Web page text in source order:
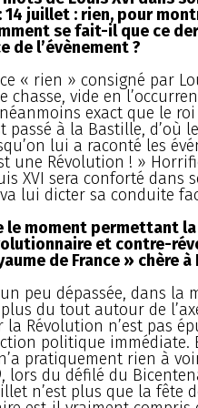
juillet : rien, pour
se fait-il que ce
de l’évènement ?
« rien » consigné par
vide en
exact que le
passé à la Bastille, d’où
lui a raconté les
une Révolution ! »
XVI sera conforté dans
lui dicter sa conduite
le moment permettant
et contre-
de France » chère à
peu dépassée, dans la
du tout autour de
la Révolution n’est pas
politique immédiate.
pratiquement rien à
lors du défilé du
n’est plus que la fête